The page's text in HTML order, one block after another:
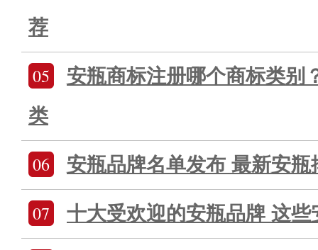
荐
05
安瓶商标注册哪个商标类别
类
06 安瓶品牌名单发布 最新安瓶
07 十大受欢迎的安瓶品牌 这